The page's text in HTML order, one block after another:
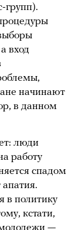
групп).
вход
начинают
в данном
люди
работу
спадом
в политику
кстати,